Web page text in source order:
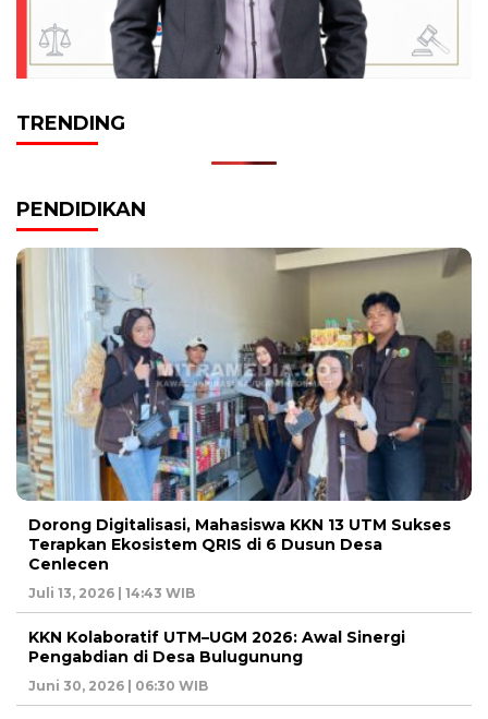
TRENDING
PENDIDIKAN
Dorong Digitalisasi, Mahasiswa KKN 13 UTM Sukses
Terapkan Ekosistem QRIS di 6 Dusun Desa
Cenlecen
Juli 13, 2026 | 14:43 WIB
KKN Kolaboratif UTM–UGM 2026: Awal Sinergi
Pengabdian di Desa Bulugunung
Juni 30, 2026 | 06:30 WIB